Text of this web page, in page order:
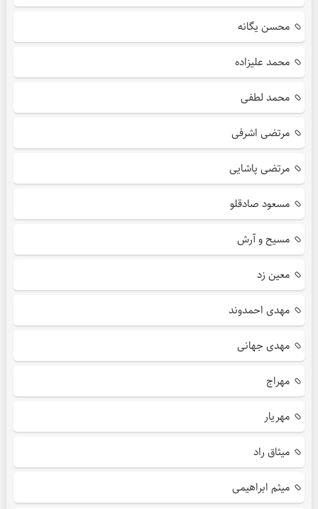
محسن یگانه
محمد علیزاده
محمد لطفی
مرتضی اشرفی
مرتضی پاشایی
مسعود صادقلو
مسیح و آرش
معین زد
مهدی احمدوند
مهدی جهانی
مهراج
مهریار
میثاق راد
میثم ابراهیمی